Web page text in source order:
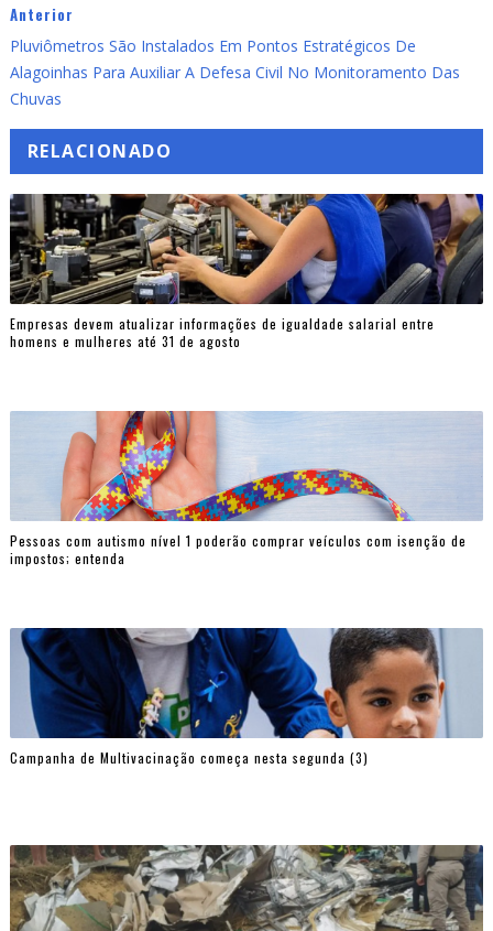
Anterior
Pluviômetros São Instalados Em Pontos Estratégicos De
Alagoinhas Para Auxiliar A Defesa Civil No Monitoramento Das
Chuvas
RELACIONADO
Empresas devem atualizar informações de igualdade salarial entre
homens e mulheres até 31 de agosto
Pessoas com autismo nível 1 poderão comprar veículos com isenção de
impostos; entenda
Campanha de Multivacinação começa nesta segunda (3)